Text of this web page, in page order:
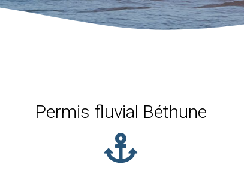
Permis fluvial Béthune